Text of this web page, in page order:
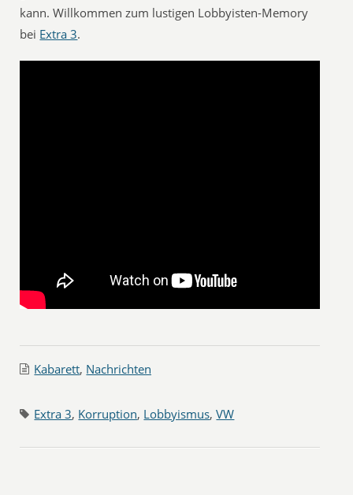
kann. Willkommen zum lustigen Lobbyisten-Memory
bei Extra 3.
Kabarett, Nachrichten
Extra 3, Korruption, Lobbyismus,VW